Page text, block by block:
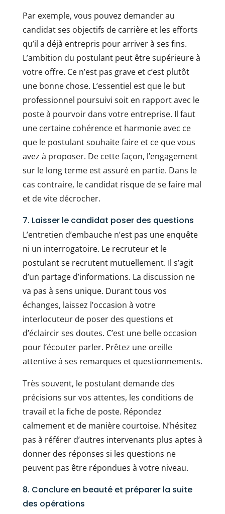
Par exemple, vous pouvez demander au
candidat ses objectifs de carrière et les efforts
qu’il a déjà entrepris pour arriver à ses fins.
L’ambition du postulant peut être supérieure à
votre offre. Ce n’est pas grave et c’est plutôt
une bonne chose. L’essentiel est que le but
professionnel poursuivi soit en rapport avec le
poste à pourvoir dans votre entreprise. Il faut
une certaine cohérence et harmonie avec ce
que le postulant souhaite faire et ce que vous
avez à proposer. De cette façon, l’engagement
sur le long terme est assuré en partie. Dans le
cas contraire, le candidat risque de se faire mal
et de vite décrocher.
7. Laisser le candidat poser des questions
L’entretien d’embauche n’est pas une enquête
ni un interrogatoire. Le recruteur et le
postulant se recrutent mutuellement. Il s’agit
d’un partage d’informations. La discussion ne
va pas à sens unique. Durant tous vos
échanges, laissez l’occasion à votre
interlocuteur de poser des questions et
d’éclaircir ses doutes. C’est une belle occasion
pour l’écouter parler. Prêtez une oreille
attentive à ses remarques et questionnements.
Très souvent, le postulant demande des
précisions sur vos attentes, les conditions de
travail et la fiche de poste. Répondez
calmement et de manière courtoise. N’hésitez
pas à référer d’autres intervenants plus aptes à
donner des réponses si les questions ne
peuvent pas être répondues à votre niveau.
8. Conclure en beauté et préparer la suite
des opérations